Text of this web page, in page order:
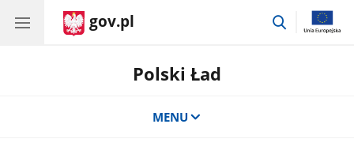
gov.pl
przejdź
Polski Ład
MENU